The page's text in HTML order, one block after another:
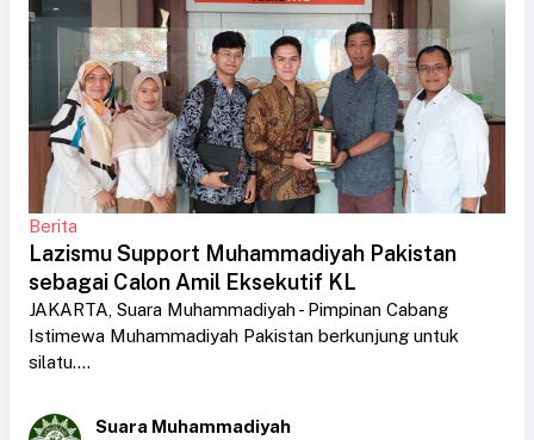
Berita
Lazismu Support Muhammadiyah Pakistan
sebagai Calon Amil Eksekutif KL
JAKARTA, Suara Muhammadiyah - Pimpinan Cabang
Istimewa Muhammadiyah Pakistan berkunjung untuk
silatu....
Suara Muhammadiyah